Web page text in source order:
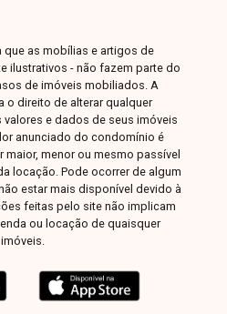
que as mobílias e artigos de
ilustrativos - não fazem parte do
de imóveis mobiliados. A
o direito de alterar qualquer
e dados de seus imóveis
anunciado do condomínio é
menor ou mesmo passível
locação. Pode ocorrer de algum
estar mais disponível devido à
feitas pelo site não implicam
ou locação de quaisquer
imóveis.